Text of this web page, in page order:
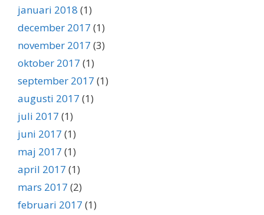
januari 2018 (1)
december 2017 (1)
november 2017 (3)
oktober 2017 (1)
september 2017 (1)
augusti 2017 (1)
juli 2017 (1)
juni 2017 (1)
maj 2017 (1)
april 2017 (1)
mars 2017 (2)
februari 2017 (1)